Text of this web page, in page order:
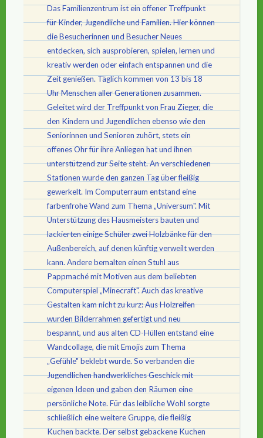
Das Familienzentrum ist ein offener Treffpunkt
für Kinder, Jugendliche und Familien. Hier können
die Besucherinnen und Besucher Neues
entdecken, sich ausprobieren, spielen, lernen und
kreativ werden oder einfach entspannen und die
Zeit genießen. Täglich kommen von 13 bis 18
Uhr Menschen aller Generationen zusammen.
Geleitet wird der Treffpunkt von Frau Zieger, die
den Kindern und Jugendlichen ebenso wie den
Seniorinnen und Senioren zuhört, stets ein
offenes Ohr für ihre Anliegen hat und ihnen
unterstützend zur Seite steht. An verschiedenen
Stationen wurde den ganzen Tag über fleißig
gewerkelt. Im Computerraum entstand eine
farbenfrohe Wand zum Thema „Universum". Mit
Unterstützung des Hausmeisters bauten und
lackierten einige Schüler zwei Holzbänke für den
Außenbereich, auf denen künftig verweilt werden
kann. Andere bemalten einen Stuhl aus
Pappmaché mit Motiven aus dem beliebten
Computerspiel „Minecraft". Auch das kreative
Gestalten kam nicht zu kurz: Aus Holzreifen
wurden Bilderrahmen gefertigt und neu
bespannt, und aus alten CD-Hüllen entstand eine
Wandcollage, die mit Emojis zum Thema
„Gefühle" beklebt wurde. So verbanden die
Jugendlichen handwerkliches Geschick mit
eigenen Ideen und gaben den Räumen eine
persönliche Note. Für das leibliche Wohl sorgte
schließlich eine weitere Gruppe, die fleißig
Kuchen backte. Der selbst gebackene Kuchen